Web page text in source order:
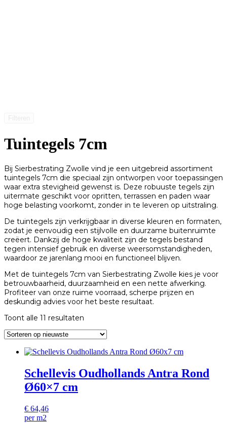
Tuintegels 7cm
Bij Sierbestrating Zwolle vind je een uitgebreid assortiment
tuintegels 7cm die speciaal zijn ontworpen voor toepassingen
waar extra stevigheid gewenst is. Deze robuuste tegels zijn
uitermate geschikt voor opritten, terrassen en paden waar
hoge belasting voorkomt, zonder in te leveren op uitstraling.
De tuintegels zijn verkrijgbaar in diverse kleuren en formaten,
zodat je eenvoudig een stijlvolle en duurzame buitenruimte
creëert. Dankzij de hoge kwaliteit zijn de tegels bestand
tegen intensief gebruik en diverse weersomstandigheden,
waardoor ze jarenlang mooi en functioneel blijven.
Met de tuintegels 7cm van Sierbestrating Zwolle kies je voor
betrouwbaarheid, duurzaamheid en een nette afwerking.
Profiteer van onze ruime voorraad, scherpe prijzen en
deskundig advies voor het beste resultaat.
Toont alle 11 resultaten
nieuwste
Schellevis Oudhollands Antra Rond
Ø60×7 cm
€ 64,46
per m2